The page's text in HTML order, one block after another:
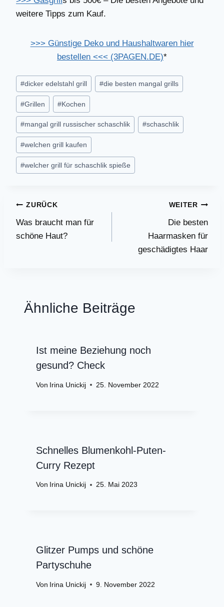
weitere Tipps zum Kauf.
>>> Günstige Deko und Haushaltwaren hier
bestellen <<< (3PAGEN.DE)*
Schlagworte:
#dicker edelstahl grill #die besten mangal grills
#Grillen #Kochen
#mangal grill russischer schaschlik #schaschlik
#welchen grill kaufen
#welcher grill für schaschlik spieße
Beitragsnavigation
ZURÜCK
Was braucht man für
schöne Haut?
WEITER
Die besten
Haarmasken für
geschädigtes Haar
Ähnliche Beiträge
Ist meine Beziehung noch
gesund? Check
Von Irina Unickij 25. November 2022
Schnelles Blumenkohl-Puten-
Curry Rezept
Von Irina Unickij 25. Mai 2023
Glitzer Pumps und schöne
Partyschuhe
Von Irina Unickij 9. November 2022